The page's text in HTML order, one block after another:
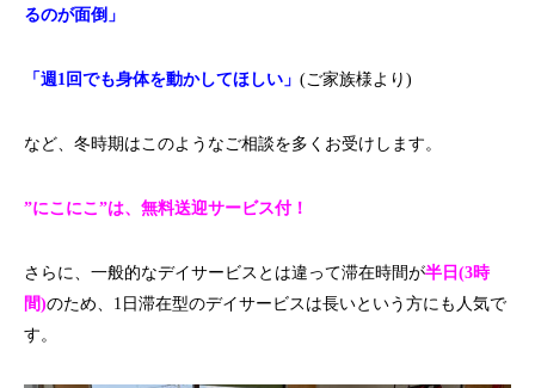
るのが面倒」
「週1回でも身体を動かしてほしい」 (ご家族様より)
など、冬時期はこのようなご相談を多くお受けします。
”にこにこ”は、無料送迎サービス付！
さらに、一般的なデイサービスとは違って滞在時間が半日(3時
間)のため、1日滞在型のデイサービスは長いという方にも人気で
す。